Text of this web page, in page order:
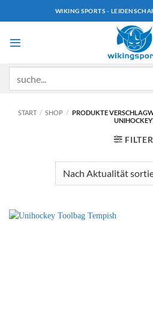
WIKING SPORTS -
START / SHOP / PRODUKTE
FILTER